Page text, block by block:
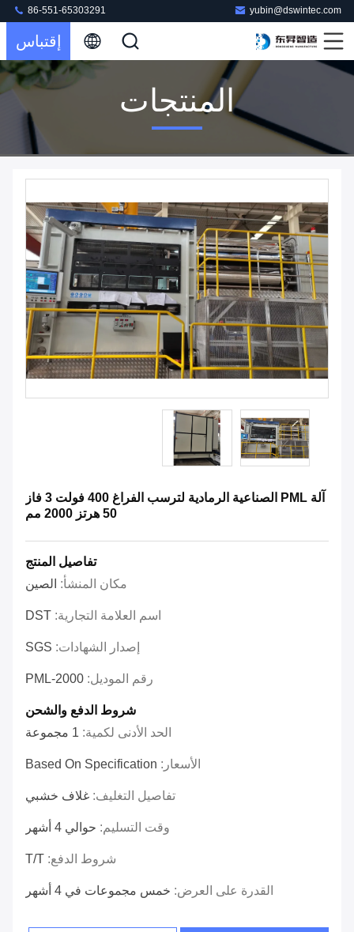
yubin@dswintec.com
86-551-65303291
إقتباس
المنتجات
آلة PML الصناعية الرمادية لترسب الفراغ 400 فولت 3 فاز
50 هرتز 2000 مم
تفاصيل المنتج
مكان المنشأ: الصين
اسم العلامة التجارية: DST
إصدار الشهادات: SGS
رقم الموديل: PML-2000
شروط الدفع والشحن
الحد الأدنى لكمية: 1 مجموعة
الأسعار: Based On Specification
تفاصيل التغليف: غلاف خشبي
وقت التسليم: حوالي 4 أشهر
شروط الدفع: T/T
القدرة على العرض: خمس مجموعات في 4 أشهر